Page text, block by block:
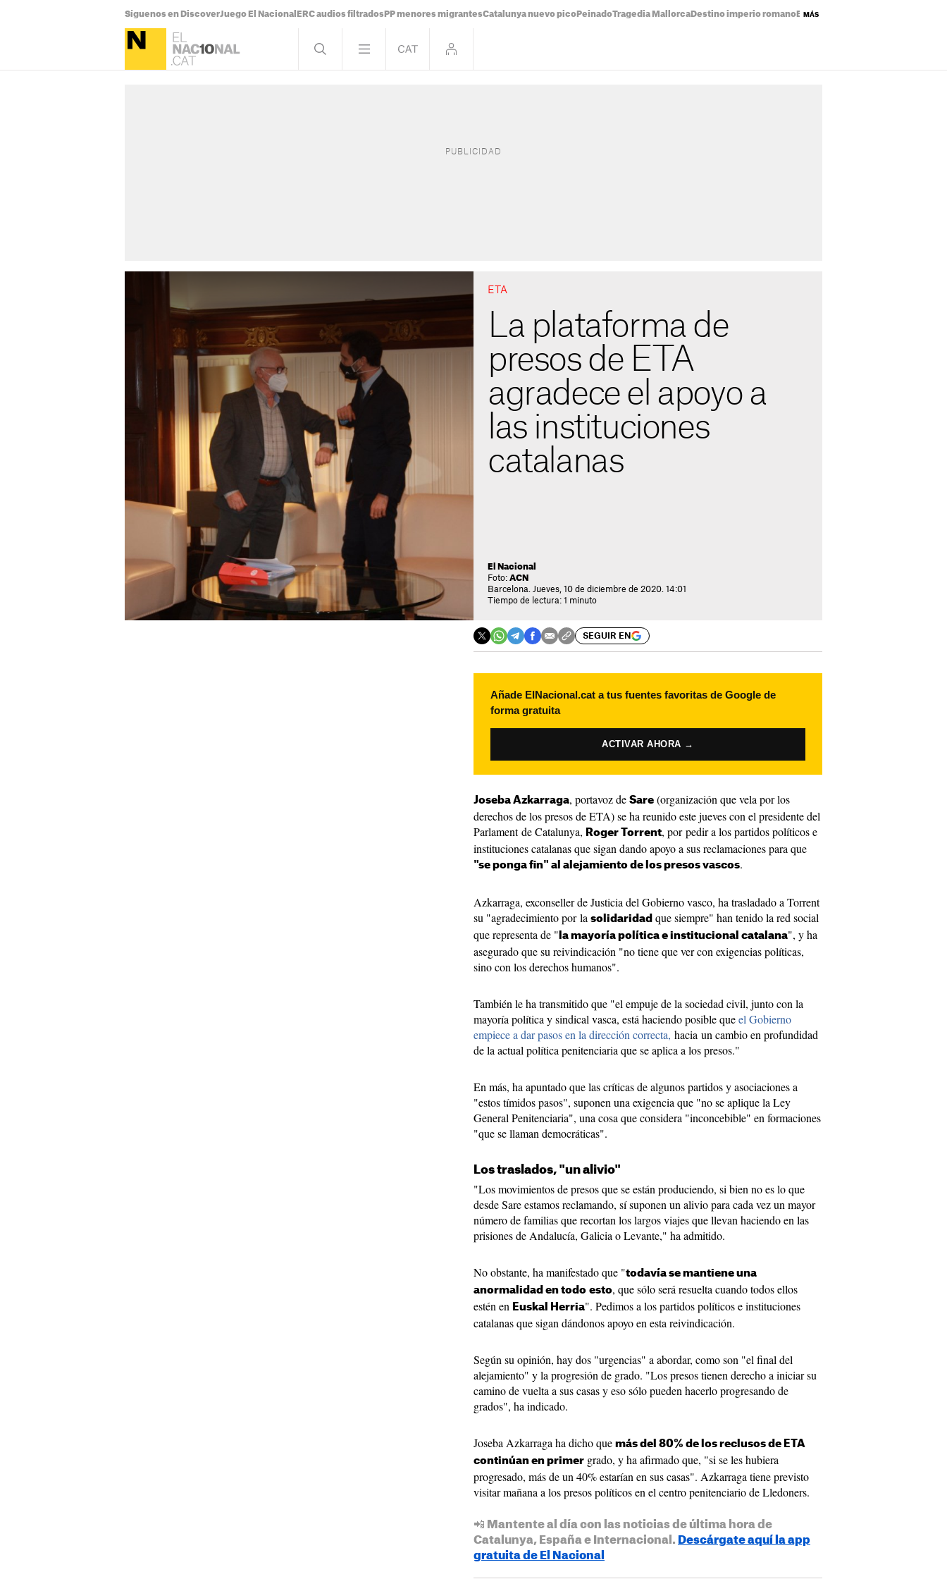
Síguenos en DiscoverJuego El Nacional ERC audios filtrados PP menores migrantesCatalunya nuevo pico PeinadoTragedia Mallorca Destino imperio romano Eclipse solar mapa
MÁS
ETA
La plataforma de
presos de ETA
agradece el apoyo a
las instituciones
catalanas
El Nacional
Foto: ACN
Barcelona. Jueves, 10 de diciembre de 2020. 14:01
Tiempo de lectura: 1 minuto
SEGUIR EN
Añade ElNacional.cat a tus fuentes favoritas de Google de
forma gratuita
ACTIVAR AHORA →
Joseba Azkarraga, portavoz de Sare (organización que vela por los
derechos de los presos de ETA) se ha reunido este jueves con el presidente del
Parlament de Catalunya, Roger Torrent, por pedir a los partidos políticos e
instituciones catalanas que sigan dando apoyo a sus reclamaciones para que
"se ponga fin" al alejamiento de los presos vascos.
Azkarraga, exconseller de Justicia del Gobierno vasco, ha trasladado a Torrent
su "agradecimiento por la solidaridad que siempre" han tenido la red social
que representa de " la mayoría política e institucional catalana", y ha
asegurado que su reivindicación "no tiene que ver con exigencias políticas,
sino con los derechos humanos".
También le ha transmitido que "el empuje de la sociedad civil, junto con la
mayoría política y sindical vasca, está haciendo posible queel Gobierno
empiece a dar pasos en la dirección correcta, hacia un cambio en profundidad
de la actual política penitenciaria que se aplica a los presos."
En más, ha apuntado que las críticas de algunos partidos y asociaciones a
"estos tímidos pasos", suponen una exigencia que "no se aplique la Ley
General Penitenciaria", una cosa que considera "inconcebible" en formaciones
"que se llaman democráticas".
Los traslados, "un alivio"
"Los movimientos de presos que se están produciendo, si bien no es lo que
desde Sare estamos reclamando, sí suponen un alivio para cada vez un mayor
número de familias que recortan los largos viajes que llevan haciendo en las
prisiones de Andalucía, Galicia o Levante," ha admitido.
No obstante, ha manifestado que "todavía se mantiene una
anormalidad en todo esto, que sólo será resuelta cuando todos ellos
estén en Euskal Herria". Pedimos a los partidos políticos e instituciones
catalanas que sigan dándonos apoyo en esta reivindicación.
Según su opinión, hay dos "urgencias" a abordar, como son "el final del
alejamiento" y la progresión de grado. "Los presos tienen derecho a iniciar su
camino de vuelta a sus casas y eso sólo pueden hacerlo progresando de
grados", ha indicado.
Joseba Azkarraga ha dicho que más del 80% de los reclusos de ETA
continúan en primer grado, y ha afirmado que, "si se les hubiera
progresado, más de un 40% estarían en sus casas". Azkarraga tiene previsto
visitar mañana a los presos políticos en el centro penitenciario de Lledoners.
📲 Mantente al día con las noticias de última hora de
Catalunya, España e Internacional. Descárgate aquí la app
gratuita de El Nacional